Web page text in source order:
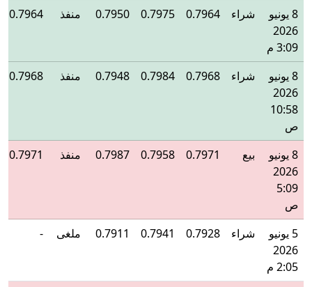
8 يونيو
2026
3:09 م
شراء 0.7964
0.7975
0.7950 منفذ 0.7964
8 يونيو
2026
10:58
ص
شراء 0.7968
0.7984
0.7948 منفذ 0.7968
8 يونيو
2026
5:09
ص
بيع 0.7971
0.7958
0.7987 منفذ 0.7971
5 يونيو
2026
2:05 م
شراء 0.7928
0.7941
0.7911 ملغى -